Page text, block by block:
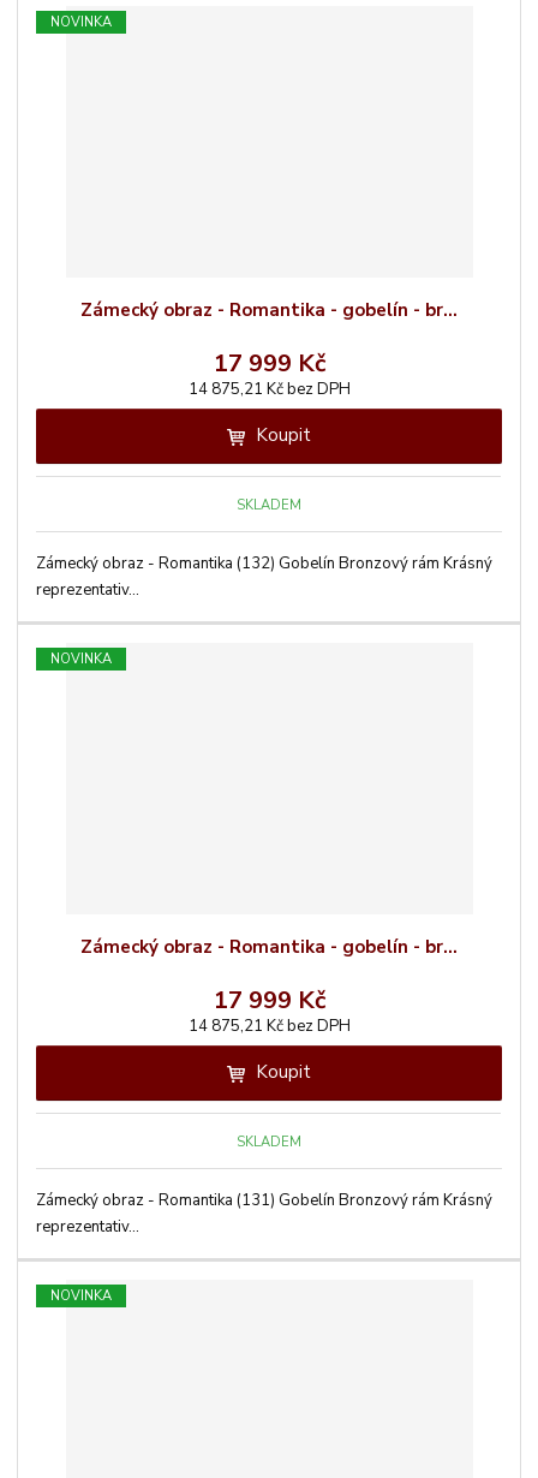
NOVINKA
Zámecký obraz - Romantika - gobelín - br...
17 999 Kč
14 875,21 Kč bez DPH
Koupit
SKLADEM
Zámecký obraz - Romantika (132) Gobelín Bronzový rám Krásný
reprezentativ...
NOVINKA
Zámecký obraz - Romantika - gobelín - br...
17 999 Kč
14 875,21 Kč bez DPH
Koupit
SKLADEM
Zámecký obraz - Romantika (131) Gobelín Bronzový rám Krásný
reprezentativ...
NOVINKA